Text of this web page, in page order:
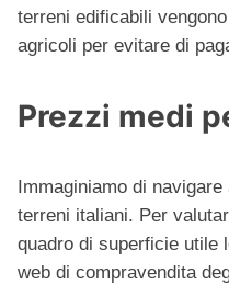
terreni edificabili
agricoli per evitare di
Prezzi medi
Immaginiamo di
terreni italiani. Per
quadro di superficie utile
web di compravendita